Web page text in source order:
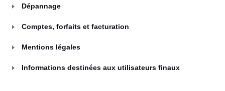
Dépannage
Comptes, forfaits et facturation
Mentions légales
Informations destinées aux utilisateurs finaux